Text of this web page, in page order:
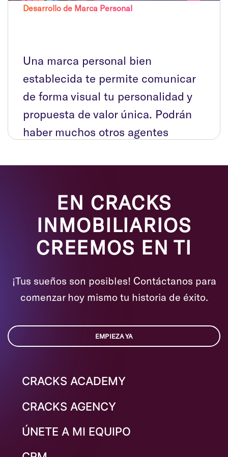
Desarrollo de Marca Personal
Una marca personal bien
establecida te permite comunicar
de forma visual tu personalidad y
propuesta de valor única. Podrán
haber muchos otros agentes
que ubiquen como “diferente”,
porque los demás no están
invirtiendo en su marca, es la
realidad…
EN CRACKS
INMOBILIARIOS
CREEMOS EN TI
¡Tus sueños son posibles! Contáctanos para
comenzar hoy mismo tu historia de éxito.
EMPIEZA YA
CRACKS ACADEMY
CRACKS AGENCY
ÚNETE A MI EQUIPO